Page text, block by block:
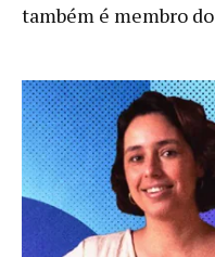
também é membro do